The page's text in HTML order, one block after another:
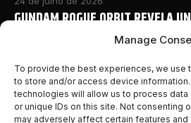
Manage
To provide the best experiences, we use
to store and/or access device
technologies will allow us to process
or unique IDs on this site. Not consenting
may adversely affect certain features and
GUNDAM ROGUE ORBIT REVELA
COMPARTILHADO COM NOVO
24 de julho de 2026
MONSTER HUNTER OUTLANDERS